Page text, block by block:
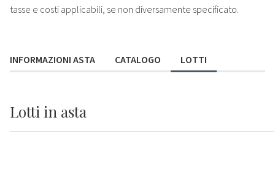
tasse e costi applicabili, se non diversamente specificato.
INFORMAZIONI ASTA CATALOGO LOTTI
Lotti in asta